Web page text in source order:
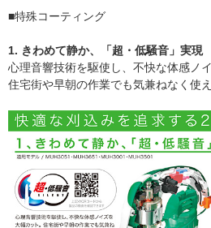
■特殊コーティング
1. きわめて静か、「超・低騒音」実現
心理音響技術を駆使し、不快な体感ノ
住宅街や早朝の作業でも気兼ねなく使え